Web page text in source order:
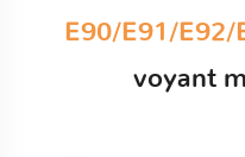
E90/E91/E92/
voyant